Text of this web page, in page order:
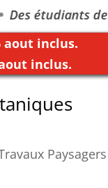
étudiants de
aout inclus.
inclus.
Paysagers